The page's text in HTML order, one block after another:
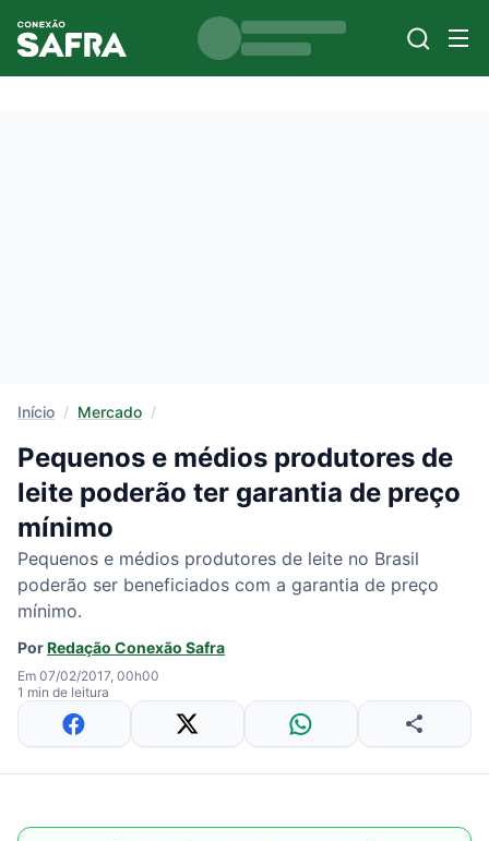
Início / Mercado /
Pequenos e médios produtores de
leite poderão ter garantia de preço
mínimo
Pequenos e médios produtores de leite no Brasil
poderão ser beneficiados com a garantia de preço
mínimo.
PorRedação Conexão Safra
Em 07/02/2017, 00h00
1 min de leitura